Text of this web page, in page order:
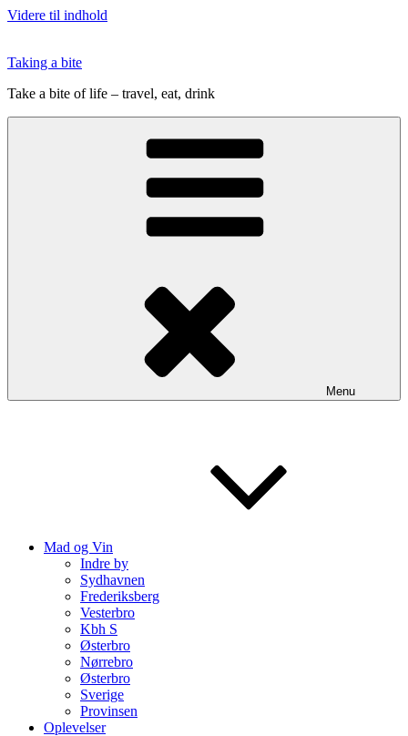
Videre til indhold
Taking a bite
Take a bite of life – travel, eat, drink
Menu
Mad og Vin
Indre by
Sydhavnen
Frederiksberg
Vesterbro
Kbh S
Østerbro
Nørrebro
Østerbro
Sverige
Provinsen
Oplevelser